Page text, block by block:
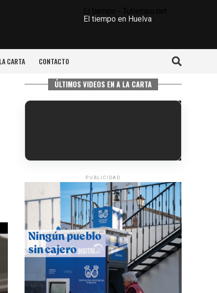
El tiempo en Huelva
CARTA CONTACTO
ÚLTIMOS VIDEOS EN A LA CARTA
6º DÍA DE LAS FIESTAS COLOMBINAS
2026
·Huelvatv
PUBLICIDAD